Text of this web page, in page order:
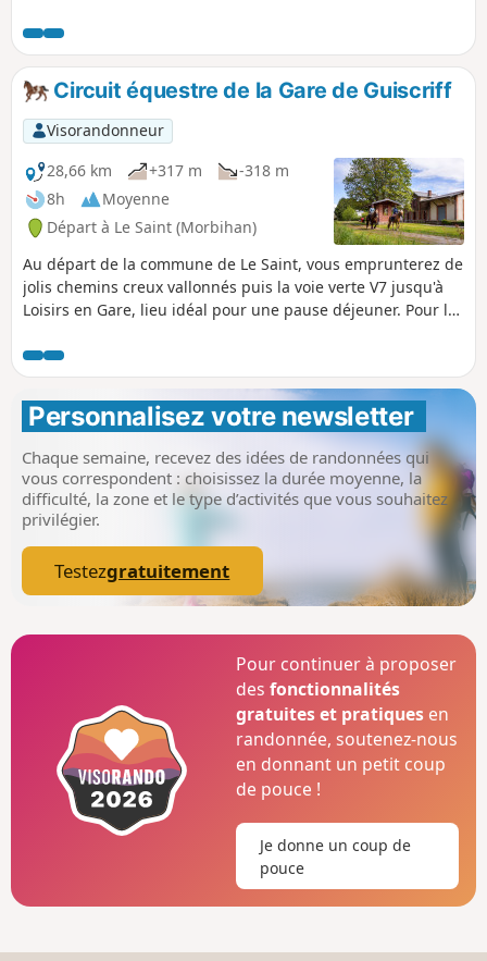
Méen, Chapelle Saint-Trémeur, Fontaine Saint-Samuel ) en
parcourant les magnifiques chemins creux autrefois
empruntés par les charrettes.
Circuit équestre de la Gare de Guiscriff
Visorandonneur
28,66 km
+317 m
-318 m
8h
Moyenne
Départ à Le Saint (Morbihan)
Au départ de la commune de Le Saint, vous emprunterez de
jolis chemins creux vallonnés puis la voie verte V7 jusqu'à
Loisirs en Gare, lieu idéal pour une pause déjeuner. Pour le
puis cheminerez facilement sur des chemins agricoles. Pour
finir, vous emprunterez de beaux chemins creux dans la
forêt jusqu'à la Fontaine Saint-Samuel.
Personnalisez votre newsletter
Chaque semaine, recevez des idées de randonnées qui
vous correspondent : choisissez la durée moyenne, la
difficulté, la zone et le type d’activités que vous souhaitez
privilégier.
Testezgratuitement
Pour continuer à proposer
desfonctionnalités
gratuites et pratiques en
randonnée, soutenez-nous
en donnant un petit coup
de pouce !
Je donne un coup de
pouce